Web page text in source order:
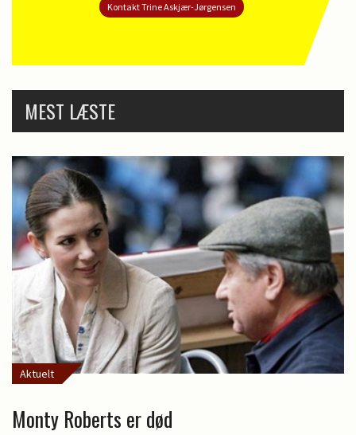
Kontakt Trine Askjær-Jørgensen
MEST LÆSTE
Aktuelt
Monty Roberts er død